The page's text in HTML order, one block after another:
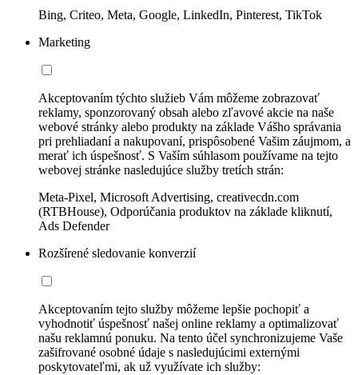
Bing, Criteo, Meta, Google, LinkedIn, Pinterest, TikTok
Marketing
Akceptovaním týchto služieb Vám môžeme zobrazovať
reklamy, sponzorovaný obsah alebo zľavové akcie na naše
webové stránky alebo produkty na základe Vášho správania
pri prehliadaní a nakupovaní, prispôsobené Vašim záujmom, a
merať ich úspešnosť. S Vaším súhlasom používame na tejto
webovej stránke nasledujúce služby tretích strán:
Meta-Pixel, Microsoft Advertising, creativecdn.com
(RTBHouse), Odporúčania produktov na základe kliknutí,
Ads Defender
Rozšírené sledovanie konverzií
Akceptovaním tejto služby môžeme lepšie pochopiť a
vyhodnotiť úspešnosť našej online reklamy a optimalizovať
našu reklamnú ponuku. Na tento účel synchronizujeme Vaše
zašifrované osobné údaje s nasledujúcimi externými
poskytovateľmi, ak už využívate ich služby: